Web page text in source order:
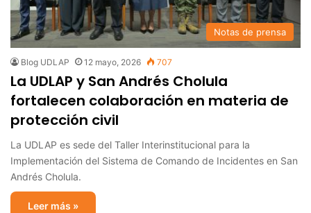
Notas de prensa
Blog UDLAP 12 mayo, 2026 707
La UDLAP y San Andrés Cholula
fortalecen colaboración en materia de
protección civil
La UDLAP es sede del Taller Interinstitucional para la
Implementación del Sistema de Comando de Incidentes en San
Andrés Cholula.
Leer más »